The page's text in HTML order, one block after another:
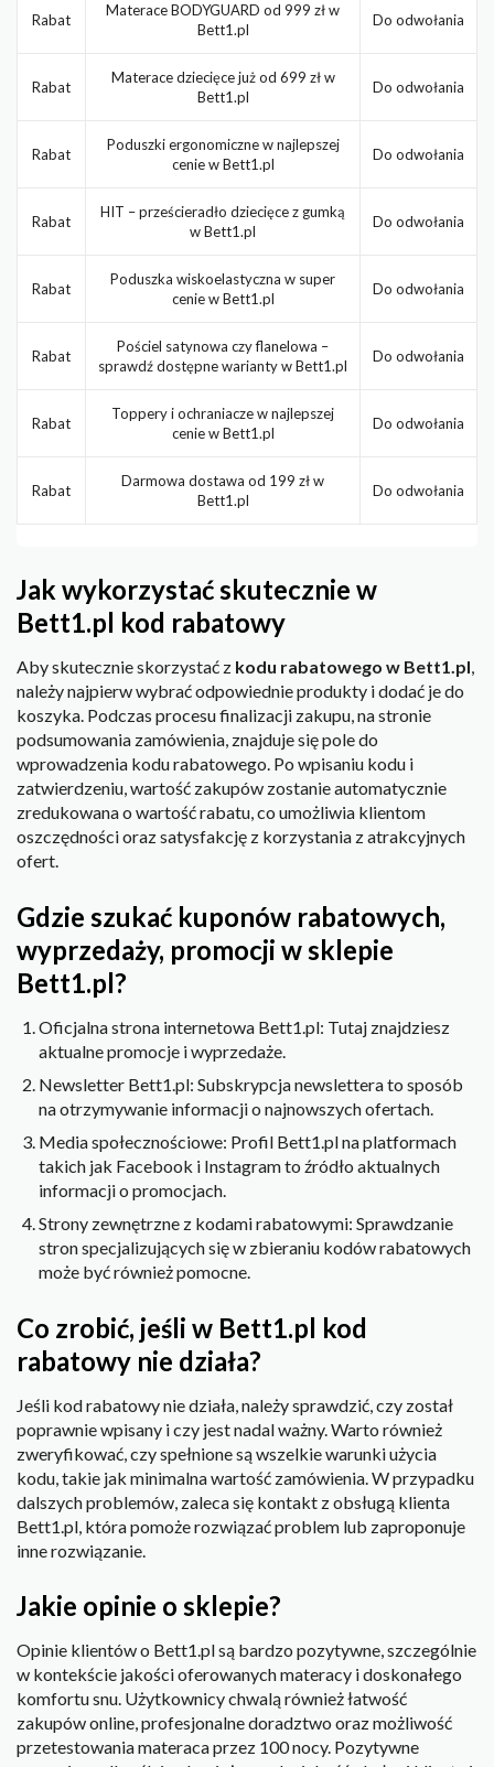
Rabat
Materace BODYGUARD od 999 zł w
Bett1.pl
Do odwołania
Rabat
Materace dziecięce już od 699 zł w
Bett1.pl
Do odwołania
Rabat
Poduszki ergonomiczne w najlepszej
cenie w Bett1.pl
Do odwołania
Rabat
HIT – prześcieradło dziecięce z gumką
w Bett1.pl
Do odwołania
Rabat
Poduszka wiskoelastyczna w super
cenie w Bett1.pl
Do odwołania
Rabat
Pościel satynowa czy flanelowa –
sprawdź dostępne warianty w Bett1.pl
Do odwołania
Rabat
Toppery i ochraniacze w najlepszej
cenie w Bett1.pl
Do odwołania
Rabat
Darmowa dostawa od 199 zł w
Bett1.pl
Do odwołania
Jak wykorzystać skutecznie w
Bett1.pl kod rabatowy
Aby skutecznie skorzystać z kodu rabatowego w Bett1.pl,
należy najpierw wybrać odpowiednie produkty i dodać je do
koszyka. Podczas procesu finalizacji zakupu, na stronie
podsumowania zamówienia, znajduje się pole do
wprowadzenia kodu rabatowego. Po wpisaniu kodu i
zatwierdzeniu, wartość zakupów zostanie automatycznie
zredukowana o wartość rabatu, co umożliwia klientom
oszczędności oraz satysfakcję z korzystania z atrakcyjnych
ofert.
Gdzie szukać kuponów rabatowych,
wyprzedaży, promocji w sklepie
Bett1.pl?
Oficjalna strona internetowa Bett1.pl: Tutaj znajdziesz
aktualne promocje i wyprzedaże.
Newsletter Bett1.pl: Subskrypcja newslettera to sposób
na otrzymywanie informacji o najnowszych ofertach.
Media społecznościowe: Profil Bett1.pl na platformach
takich jak Facebook i Instagram to źródło aktualnych
informacji o promocjach.
Strony zewnętrzne z kodami rabatowymi: Sprawdzanie
stron specjalizujących się w zbieraniu kodów rabatowych
może być również pomocne.
Co zrobić, jeśli w Bett1.pl kod
rabatowy nie działa?
Jeśli kod rabatowy nie działa, należy sprawdzić, czy został
poprawnie wpisany i czy jest nadal ważny. Warto również
zweryfikować, czy spełnione są wszelkie warunki użycia
kodu, takie jak minimalna wartość zamówienia. W przypadku
dalszych problemów, zaleca się kontakt z obsługą klienta
Bett1.pl, która pomoże rozwiązać problem lub zaproponuje
inne rozwiązanie.
Jakie opinie o sklepie?
Opinie klientów o Bett1.pl są bardzo pozytywne, szczególnie
w kontekście jakości oferowanych materacy i doskonałego
komfortu snu. Użytkownicy chwalą również łatwość
zakupów online, profesjonalne doradztwo oraz możliwość
przetestowania materaca przez 100 nocy. Pozytywne